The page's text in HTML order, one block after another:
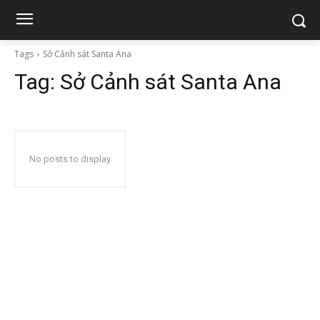
Tags Sở Cảnh sát Santa Ana
Tag: Sở Cảnh sát Santa Ana
No posts to display